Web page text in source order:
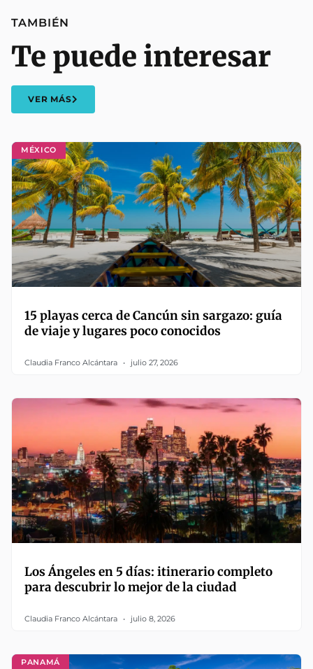
MÉXICO
15 playas cerca de Cancún sin sargazo: guía
de viaje y lugares poco conocidos
Claudia Franco Alcántara julio 27, 2026
Los Ángeles en 5 días: itinerario completo
para descubrir lo mejor de la ciudad
Claudia Franco Alcántara julio 8, 2026
PANAMÁ
TAMBIÉN
Te puede interesar
VER MÁS